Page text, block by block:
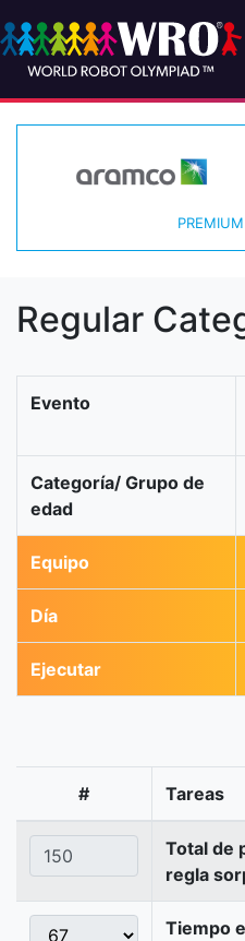
Regular
Evento
Categoría/ Grupo de
edad
Equipo
Día
Ejecutar
# Tareas
Total de
regla
Tiempo